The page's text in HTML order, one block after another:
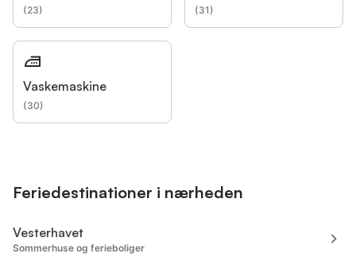
(23) (31)
Vaskemaskine
(30)
Feriedestinationer i nærheden
Vesterhavet
Sommerhuse og ferieboliger